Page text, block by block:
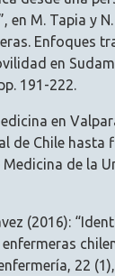
en M. Tapia y
Enfoques
en
191-222.
en
de Chile hasta
de la
(2016):
22